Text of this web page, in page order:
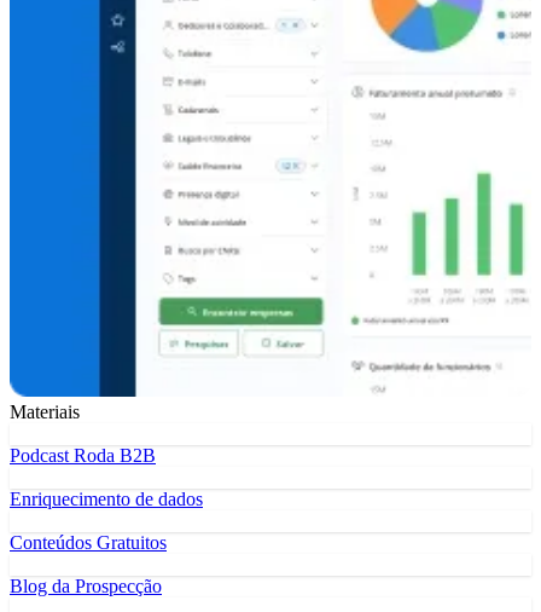
Materiais
Podcast Roda B2B
Enriquecimento de dados
Conteúdos Gratuitos
Blog da Prospecção